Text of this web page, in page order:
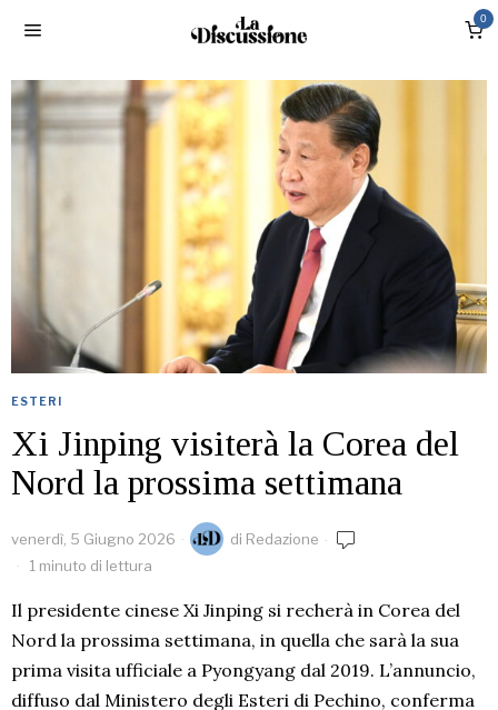
0
ESTERI
Xi Jinping visiterà la Corea del
Nord la prossima settimana
venerdì, 5 Giugno 2026 di Redazione
1 minuto di lettura
Il presidente cinese Xi Jinping si recherà in Corea del
Nord la prossima settimana, in quella che sarà la sua
prima visita ufficiale a Pyongyang dal 2019. L’annuncio,
diffuso dal Ministero degli Esteri di Pechino, conferma